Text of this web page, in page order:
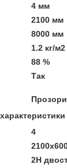
4 мм
2100 мм
8000 мм
1.2 кг/м2
88 %
Так
4
2Н